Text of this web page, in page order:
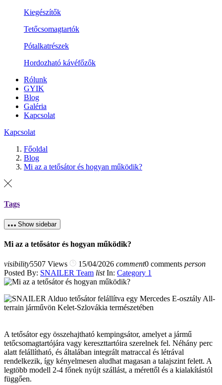
Kiegészítők
Tetőcsomagtartók
Pótalkatrészek
Hordozható kávéfőzők
Rólunk
GYIK
Blog
Galéria
Kapcsolat
Kapcsolat
Főoldal
Blog
Mi az a tetősátor és hogyan működik?
Tags
Show sidebar
Mi az a tetősátor és hogyan működik?
visibility5507 Views 15/04/2026 comment0 comments person
Posted By: SNAILER Team list In: Category 1
A tetősátor egy összehajtható kempingsátor, amelyet a jármű
tetőcsomagtartójára vagy kereszttartóira szerelnek fel. Néhány perc
alatt felállítható, és általában integrált matraccal és létrával
rendelkezik, így kényelmesen aludhat magasan a talajszint felett. A
legtöbb modell 2-4 főnek nyújt szállást, a mérettől és a kialakítástól
függően.